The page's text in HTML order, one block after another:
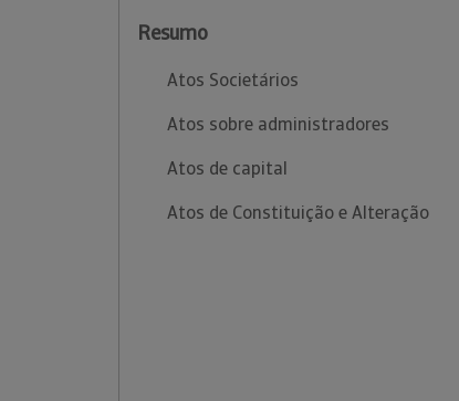
Resumo
Atos Societários
Atos sobre administradores
Atos de capital
Atos de Constituição e Alteração